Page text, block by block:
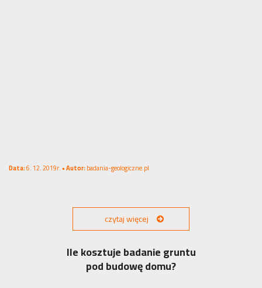
Data:6. 12. 2019r. •Autor:badania-geologiczne.pl
czytaj więcej
Ile kosztuje badanie gruntu
pod budowę domu?